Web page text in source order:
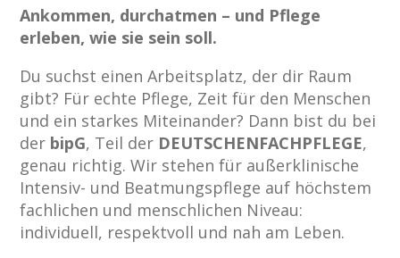
Ankommen, durchatmen – und Pflege
erleben, wie sie sein soll.
Du suchst einen Arbeitsplatz, der dir Raum
gibt? Für echte Pflege, Zeit für den Menschen
und ein starkes Miteinander? Dann bist du bei
der bipG, Teil der DEUTSCHENFACHPFLEGE,
genau richtig. Wir stehen für außerklinische
Intensiv- und Beatmungspflege auf höchstem
fachlichen und menschlichen Niveau:
individuell, respektvoll und nah am Leben.